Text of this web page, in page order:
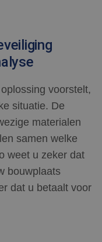
voorstelt,
situatie. De
materialen
samen welke
weet u zeker dat
bouwplaats
dat u betaalt voor